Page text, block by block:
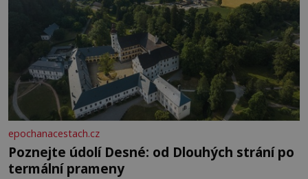
epochanacestach.cz
Poznejte údolí Desné: od Dlouhých strání po
termální prameny